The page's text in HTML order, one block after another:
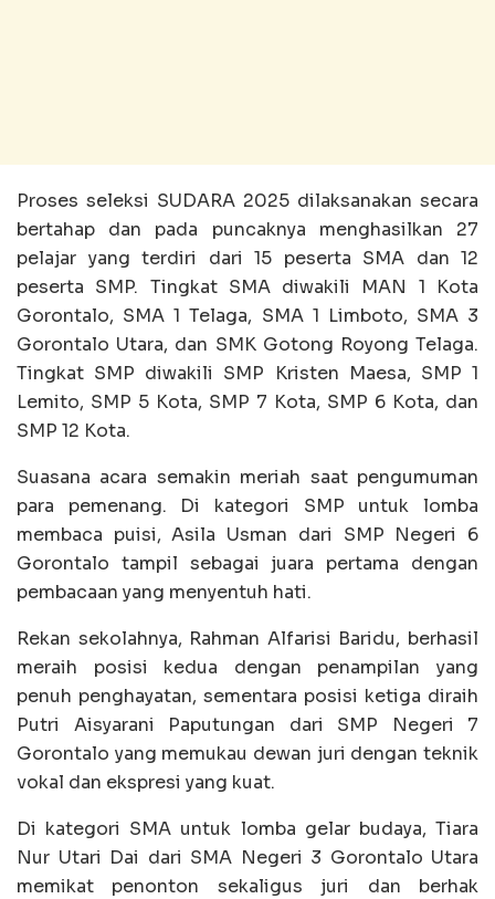
Proses seleksi SUDARA 2025 dilaksanakan secara
bertahap dan pada puncaknya menghasilkan 27
pelajar yang terdiri dari 15 peserta SMA dan 12
peserta SMP. Tingkat SMA diwakili MAN 1 Kota
Gorontalo, SMA 1 Telaga, SMA 1 Limboto, SMA 3
Gorontalo Utara, dan SMK Gotong Royong Telaga.
Tingkat SMP diwakili SMP Kristen Maesa, SMP 1
Lemito, SMP 5 Kota, SMP 7 Kota, SMP 6 Kota, dan
SMP 12 Kota.
Suasana acara semakin meriah saat pengumuman
para pemenang. Di kategori SMP untuk lomba
membaca puisi, Asila Usman dari SMP Negeri 6
Gorontalo tampil sebagai juara pertama dengan
pembacaan yang menyentuh hati.
Rekan sekolahnya, Rahman Alfarisi Baridu, berhasil
meraih posisi kedua dengan penampilan yang
penuh penghayatan, sementara posisi ketiga diraih
Putri Aisyarani Paputungan dari SMP Negeri 7
Gorontalo yang memukau dewan juri dengan teknik
vokal dan ekspresi yang kuat.
Di kategori SMA untuk lomba gelar budaya, Tiara
Nur Utari Dai dari SMA Negeri 3 Gorontalo Utara
memikat penonton sekaligus juri dan berhak